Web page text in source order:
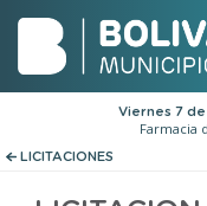
Viernes 7
Farmacia
LICITACIONES